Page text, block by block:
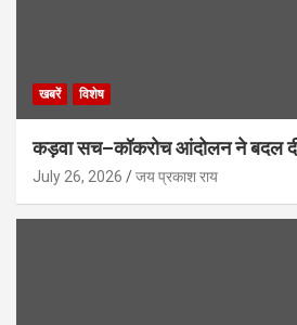
खबरें विशेष
कड़वा सच–कॉकरोच आंदोलन ने बदल
July 26, 2026 जय प्रकाश राय